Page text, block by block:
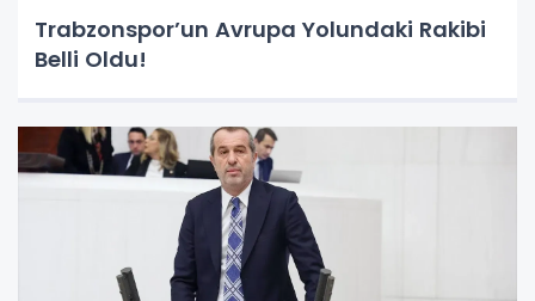
Trabzonspor’un Avrupa Yolundaki Rakibi
Belli Oldu!